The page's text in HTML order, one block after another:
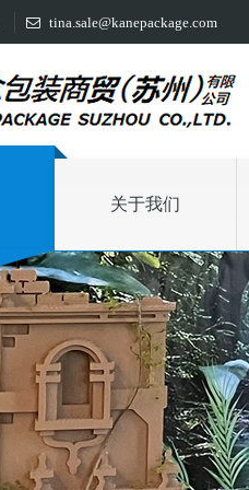
tina.sale@kanepackage.com
关于我们